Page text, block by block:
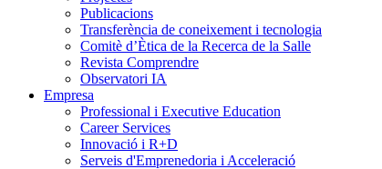
Publicacions
Transferència de coneixement i tecnologia
Comitè d’Ètica de la Recerca de la Salle
Revista Comprendre
Observatori IA
Empresa
Professional i Executive Education
Career Services
Innovació i R+D
Serveis d'Emprenedoria i Acceleració